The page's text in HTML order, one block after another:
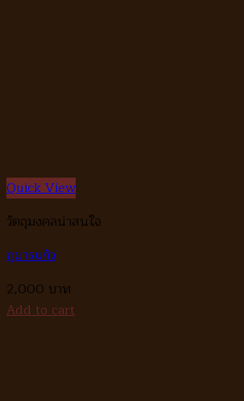
Quick View
วัตถุมงคลน่าสนใจ
กุมารแก้ว
2,000
Add to cart